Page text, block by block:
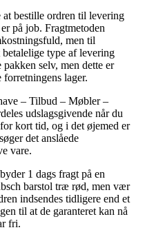
at bestille ordren til levering
på job. Fragtmetoden
men til
type af levering
selv, men dette er
lager.
– Tilbud – Møbler –
udslagsgivende når du
kort tid, og i det øjemed er
det anslåede
vare.
1 dags fragt på en
barstol træ rød, men vær
indsendes tidligere end et
til at de garanteret kan nå
fri.